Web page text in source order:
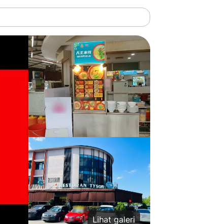
Lihat galeri